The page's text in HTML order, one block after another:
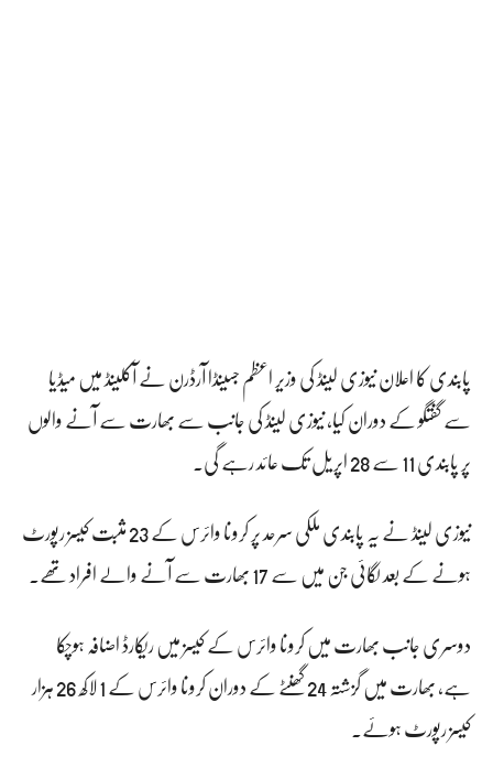
پابندی کا اعلان نیوزی لینڈ کی وزیر اعظم جسینڈا آرڈرن نے آکلینڈ میں میڈیا
سے گفتگو کے دوران کیا، نیوزی لینڈ کی جانب سے بھارت سے آنے والوں
پر پابندی 11 سے 28 اپریل تک عائد رہے گی۔
نیوزی لینڈ نے یہ پابندی ملکی سرحد پر کرونا وائرس کے 23 مثبت کیسز رپورٹ
ہونے کے بعد لگائی جن میں سے 17 بھارت سے آنے والے افراد تھے۔
دوسری جانب بھارت میں کرونا وائرس کے کیسز میں ریکارڈ اضافہ ہوچکا
ہے، بھارت میں گزشتہ 24 گھنٹے کے دوران کرونا وائرس کے 1 لاکھ 26 ہزار
کیسز رپورٹ ہوئے۔